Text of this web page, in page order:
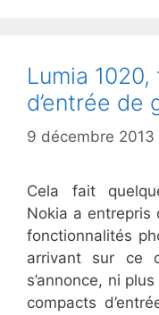
Lumia
d’entrée de
9 décembre 2013
Cela fait
Nokia a entrepris
fonctionnalités
arrivant sur ce
s’annonce, ni
compacts